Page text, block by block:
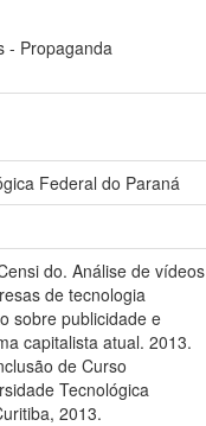
- Propaganda
Federal do Paraná
do. Análise de vídeos
de tecnologia
sobre publicidade e
capitalista atual. 2013.
de Curso
Tecnológica
2013.